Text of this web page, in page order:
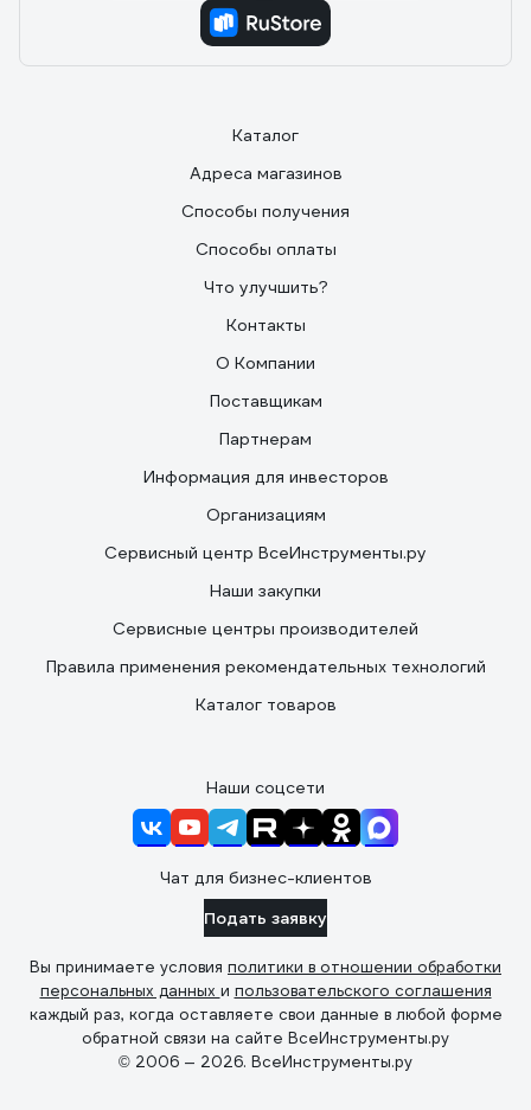
Каталог
Адреса магазинов
Способы получения
Способы оплаты
Что улучшить?
Контакты
О Компании
Поставщикам
Партнерам
Информация для инвесторов
Организациям
Сервисный центр ВсеИнструменты.ру
Наши закупки
Сервисные центры производителей
Правила применения рекомендательных технологий
Каталог товаров
Наши соцсети
Чат для бизнес-клиентов
Подать заявку
Вы принимаете условия политики в отношении обработки
персональных данных и пользовательского соглашения
каждый раз, когда оставляете свои данные в любой форме
обратной связи на сайте ВсеИнструменты.ру
© 2006 — 2026. ВсеИнструменты.ру